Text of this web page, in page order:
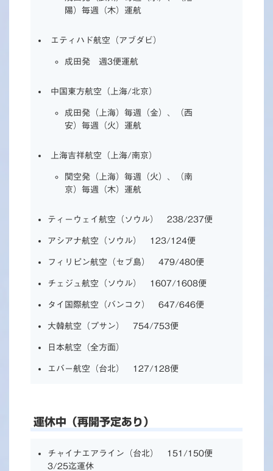
陽）毎週（木）運航
エティハド航空（アブダビ）
成田発 週3便運航
中国東方航空（上海/北京）
成田発（上海）毎週（金）、（西
安）毎週（火）運航
上海吉祥航空（上海/南京）
関空発（上海）毎週（火）、（南
京）毎週（木）運航
ティーウェイ航空（ソウル） 238/237便
アシアナ航空（ソウル） 123/124便
フィリピン航空（セブ島） 479/480便
チェジュ航空（ソウル） 1607/1608便
タイ国際航空（バンコク） 647/646便
大韓航空（プサン） 754/753便
日本航空（全方面）
エバー航空（台北） 127/128便
運休中（再開予定あり）
チャイナエアライン（台北） 151/150便
3/25迄運休